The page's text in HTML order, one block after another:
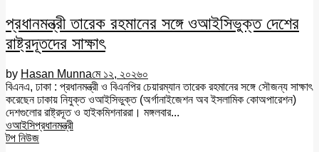
প্রধানমন্ত্রী তারেক রহমানের সঙ্গে ওআইসিভুক্ত দেশের
রাষ্ট্রদূতদের সাক্ষাৎ
by Hasan Munnaমে ১২, ২০২৬০
বিএনএ, ঢাকা : প্রধানমন্ত্রী ও বিএনপির চেয়ারম্যান তারেক রহমানের সঙ্গে সৌজন্য সাক্ষাৎ
করেছেন ঢাকায় নিযুক্ত ওআইসিভুক্ত (অর্গানাইজেশন অব ইসলামিক কোঅপারেশন)
দেশগুলোর রাষ্ট্রদূত ও হাইকমিশনাররা। মঙ্গলবার...
ওআইসিপ্রধানমন্ত্রী
টপ নিউজ